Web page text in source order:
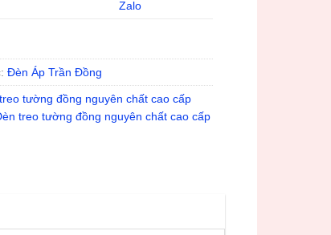
Đèn Áp Trần Đồng
tường đồng nguyên chất cao cấp
treo tường đồng nguyên chất cao cấp